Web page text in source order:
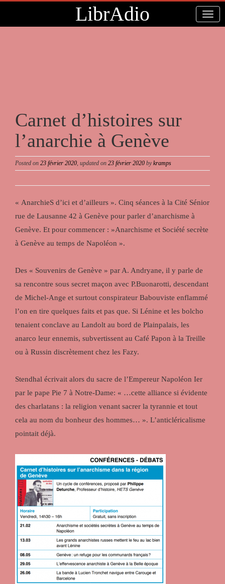
LibrAdio
Carnet d’histoires sur
l’anarchie à Genève
Posted on 23 février 2020, updated on 23 février 2020 bykramps
« AnarchieS d’ici et d’ailleurs ». Cinq séances à la Cité Sénior
rue de Lausanne 42 à Genève pour parler d’anarchisme à
Genève. Et pour commencer : »Anarchisme et Société secrète
à Genève au temps de Napoléon ».
Des « Souvenirs de Genève » par A. Andryane, il y parle de
sa rencontre sous secret maçon avec P.Buonarotti, descendant
de Michel-Ange et surtout conspirateur Babouviste enflammé
l’on en tire quelques faits et pas que. Si Lénine et les bolcho
tenaient conclave au Landolt au bord de Plainpalais, les
anarco leur ennemis, subvertissent au Café Papon à la Treille
ou à Russin discrètement chez les Fazy.
Stendhal écrivait alors du sacre de l’Empereur Napoléon Ier
par le pape Pie 7 à Notre-Dame: « …cette alliance si évidente
des charlatans : la religion venant sacrer la tyrannie et tout
cela au nom du bonheur des hommes… ». L’anticléricalisme
pointait déjà.